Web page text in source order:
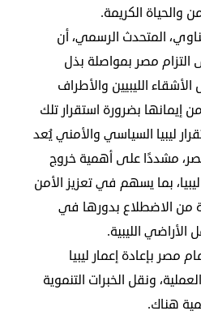
والحياة الكريمة.
المتحدث الرسمي، أن
مصر بمواصلة بذل
الليبيين والأطراف
إيمانها بضرورة استقرار تلك
ليبيا السياسي والأمني يُعد
مشددًا على أهمية خروج
بما يسهم في تعزيز الأمن
من الاضطلاع بدورها في
الأراضي الليبية.
مصر بإعادة إعمار ليبيا
ونقل الخبرات التنموية
هناك.